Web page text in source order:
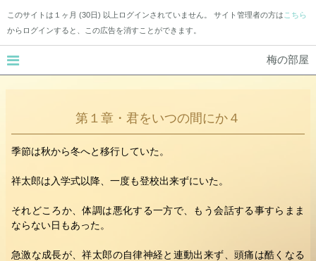
このサイトは１ヶ月 (30日) 以上ログインされていません。 サイト管理者の方は こちら
からログインすると、この広告を消すことができます。
梅の部屋
第１章・君をいつの間にか４
季節は秋から冬へと移行していた。
祥太郎は入学式以降、一度も登校出来ずにいた。
それどころか、体調は悪化する一方で、もう会話する事すらまま
ならない日もあった。
急激な成長が、祥太郎の自律神経と連動出来ず、頭痛は酷くなる